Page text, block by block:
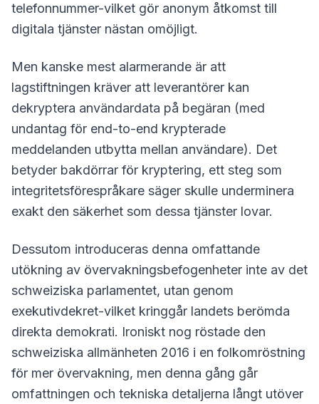
telefonnummer-vilket gör anonym åtkomst till
digitala tjänster nästan omöjligt.
Men kanske mest alarmerande är att
lagstiftningen kräver att leverantörer kan
dekryptera användardata på begäran (med
undantag för end-to-end krypterade
meddelanden utbytta mellan användare). Det
betyder bakdörrar för kryptering, ett steg som
integritetsförespråkare säger skulle underminera
exakt den säkerhet som dessa tjänster lovar.
Dessutom introduceras denna omfattande
utökning av övervakningsbefogenheter inte av det
schweiziska parlamentet, utan genom
exekutivdekret-vilket kringgår landets berömda
direkta demokrati. Ironiskt nog röstade den
schweiziska allmänheten 2016 i en folkomröstning
för mer övervakning, men denna gång går
omfattningen och tekniska detaljerna långt utöver